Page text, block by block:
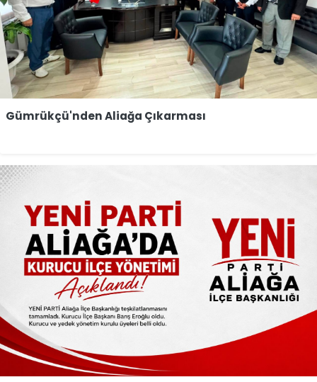
Gümrükçü'nden Aliağa Çıkarması